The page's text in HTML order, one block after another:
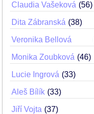
Claudia Vašeková 56
Dita Zábranská 38
Veronika Bellová
Monika Zoubková 46
Lucie Ingrová 33
Aleš Bílík 33
Jiří Vojta 37